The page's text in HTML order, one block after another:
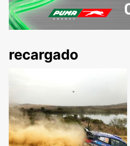
recargado